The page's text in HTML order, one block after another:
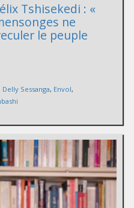
Tshisekedi : «
ne
le peuple
Delly Sessanga, Envol,